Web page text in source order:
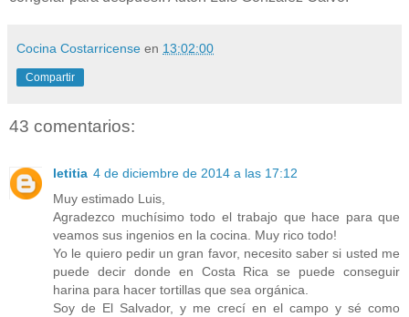
Cocina Costarricense en 13:02:00
Compartir
43 comentarios:
letitia 4 de diciembre de 2014 a las 17:12
Muy estimado Luis,
Agradezco muchísimo todo el trabajo que hace para que
veamos sus ingenios en la cocina. Muy rico todo!
Yo le quiero pedir un gran favor, necesito saber si usted me
puede decir donde en Costa Rica se puede conseguir
harina para hacer tortillas que sea orgánica.
Soy de El Salvador, y me crecí en el campo y sé como